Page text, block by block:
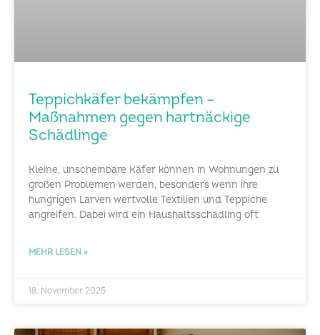
Teppichkäfer bekämpfen –
Maßnahmen gegen hartnäckige
Schädlinge
Kleine, unscheinbare Käfer können in Wohnungen zu
großen Problemen werden, besonders wenn ihre
hungrigen Larven wertvolle Textilien und Teppiche
angreifen. Dabei wird ein Haushaltsschädling oft
MEHR LESEN »
18. November 2025